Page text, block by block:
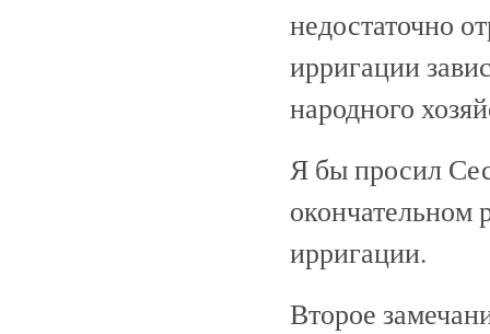
недостаточно
ирригации
народного
Я бы просил
окончательном
ирригации.
Второе